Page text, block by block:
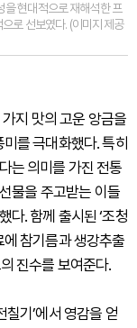
현대적으로 재해석한 프
으로 선보였다. (이미지 제공
가지 맛의 고운 앙금을
를 극대화했다. 특히
는 의미를 가진 전통
물을 주고받는 이들
다. 함께 출시된 ‘조청
에 참기름과 생강추출
진수를 보여준다.
칠기’에서 영감을 얻